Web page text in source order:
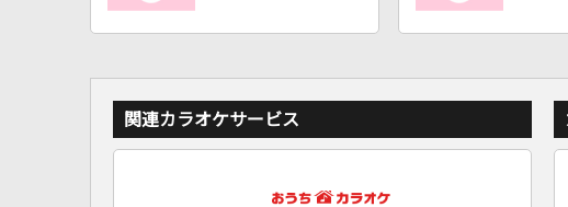
関連カラオケサービス